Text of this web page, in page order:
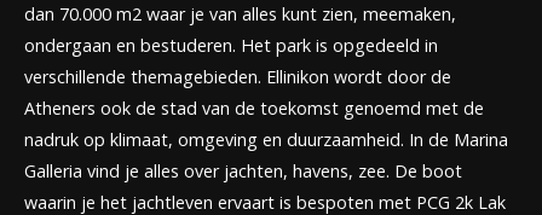
dan 70.000 m2 waar je van alles kunt zien, meemaken,
ondergaan en bestuderen. Het park is opgedeeld in
verschillende themagebieden. Ellinikon wordt door de
Atheners ook de stad van de toekomst genoemd met de
nadruk op klimaat, omgeving en duurzaamheid. In de Marina
Galleria vind je alles over jachten, havens, zee. De boot
waarin je het jachtleven ervaart is bespoten met PCG 2k Lak